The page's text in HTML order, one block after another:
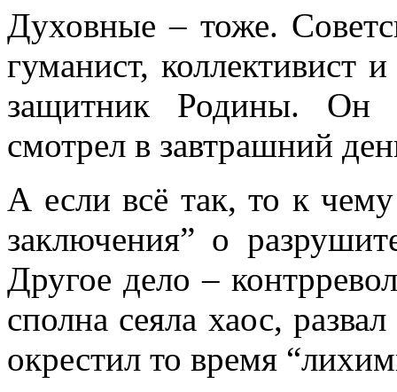
Духовные – тоже.
гуманист, коллективист
защитник Родины. Он
смотрел в завтрашний
А если всё так, то к
заключения” о
Другое дело –
сполна сеяла хаос,
окрестил то время